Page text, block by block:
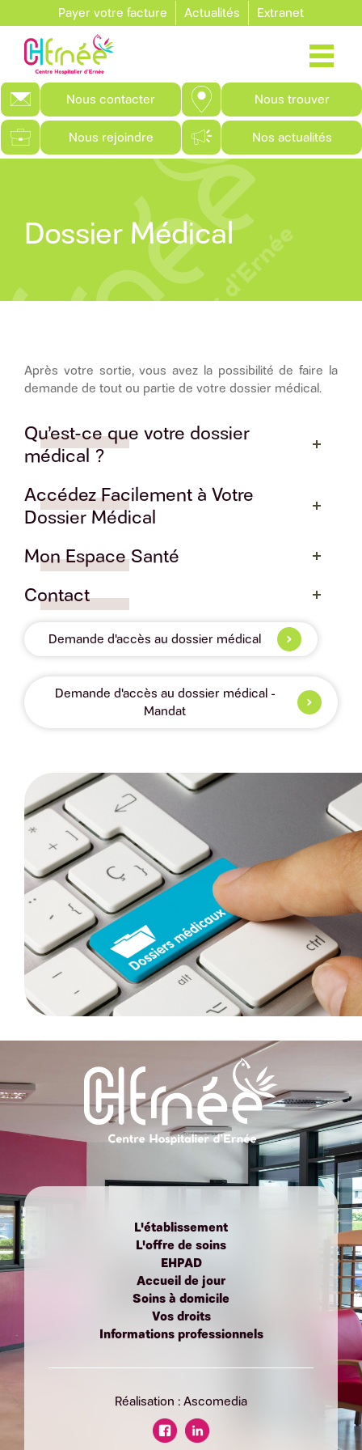
Aller au contenu principal
Payer votre facture Actualités Extranet
Nous contacter Nous trouver
Nous rejoindre Nos actualités
Dossier Médical
Après votre sortie, vous avez la possibilité de faire la
demande de tout ou partie de votre dossier médical.
Qu’est-ce que votre dossier
médical ?
Accédez Facilement à Votre
Dossier Médical
Mon Espace Santé
Contact
Demande d'accès au dossier médical
Demande d'accès au dossier médical -
Mandat
L'établissement
L'offre de soins
EHPAD
Accueil de jour
Soins à domicile
Vos droits
Informations professionnels
Réalisation : Ascomedia